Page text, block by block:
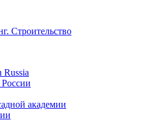
Строительство
академии